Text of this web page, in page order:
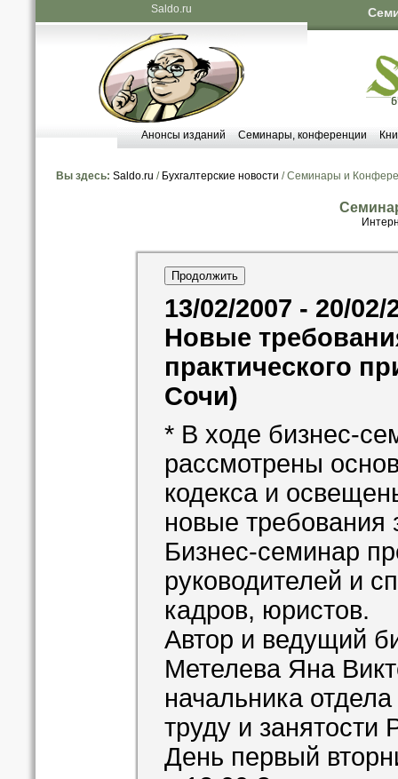
Saldo.ru
Анонсы изданий Семинары, конференции
Вы здесь: Saldo.ru / Бухгалтерские новости / Семинары и
13/02/2007 - 20/02/
Новые
практического
Сочи)
* В ходе бизнес-
рассмотрены
кодекса и
новые требования
Бизнес-семинар
руководителей и
кадров, юристов.
Автор и ведущий
Метелева Яна
начальника
труду и занятости
День первый